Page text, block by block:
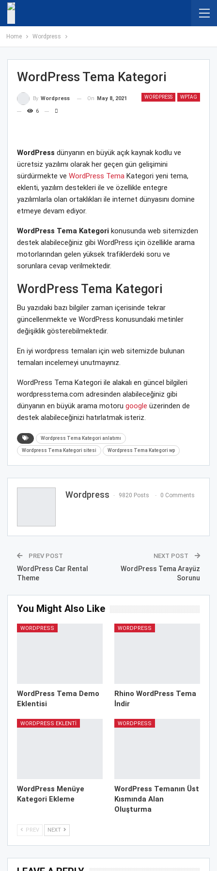
Home Wordpress
WordPress Tema Kategori
WORDPRESS WPTAG
By Wordpress On May 8, 2021
6
WordPress dünyanın en büyük açık kaynak kodlu ve
ücretsiz yazılımı olarak her geçen gün gelişimini
sürdürmekte ve WordPress Tema Kategori yeni tema,
eklenti, yazılım destekleri ile ve özellikle entegre
yazılımlarla olan ortaklıkları ile internet dünyasını domine
etmeye devam ediyor.
WordPress Tema Kategori konusunda web sitemizden
destek alabileceğiniz gibi WordPress için özellikle arama
motorlarından gelen yüksek trafiklerdeki soru ve
sorunlara cevap verilmektedir.
WordPress Tema Kategori
Bu yazıdaki bazı bilgiler zaman içerisinde tekrar
güncellenmekte ve WordPress konusundaki metinler
değişiklik gösterebilmektedir.
En iyi wordpress temaları için web sitemizde bulunan
temaları incelemeyi unutmayınız.
WordPress Tema Kategori ile alakalı en güncel bilgileri
wordpresstema.com adresinden alabileceğiniz gibi
dünyanın en büyük arama motoru google üzerinden de
destek alabileceğinizi hatırlatmak isteriz.
Wordpress Tema Kategori anlatımı
Wordpress Tema Kategori sitesi Wordpress Tema Kategori wp
Wordpress 9820 Posts 0 Comments
PREV POST
WordPress Car Rental
Theme
NEXT POST
WordPress Tema Arayüz
Sorunu
You Might Also Like
WORDPRESS
WordPress Tema Demo
Eklentisi
WORDPRESS
Rhino WordPress Tema
İndir
WORDPRESS EKLENTI
WordPress Menüye
Kategori Ekleme
WORDPRESS
WordPress Temanın Üst
Kısmında Alan
Oluşturma
PREV NEXT